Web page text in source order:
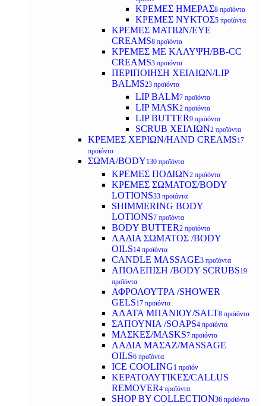
ΚΡΕΜΕΣ ΗΜΕΡΑΣ8 προϊόντα
ΚΡΕΜΕΣ ΝΥΚΤΟΣ5 προϊόντα
ΚΡΕΜΕΣ ΜΑΤΙΩΝ/EYE
CREAMS8 προϊόντα
ΚΡΕΜΕΣ ΜΕ ΚΑΛΥΨΗ/BB-CC
CREAMS3 προϊόντα
ΠΕΡΙΠΟΙΗΣΗ ΧΕΙΛΙΩΝ/LIP
BALMS23 προϊόντα
LIP BALM7 προϊόντα
LIP MASK2 προϊόντα
LIP BUTTER9 προϊόντα
SCRUB ΧΕΙΛΙΩΝ2 προϊόντα
ΚΡΕΜΕΣ ΧΕΡΙΩΝ/HAND CREAMS17
προϊόντα
ΣΩΜΑ/BODY130 προϊόντα
ΚΡΕΜΕΣ ΠΟΔΙΩΝ2 προϊόντα
ΚΡΕΜΕΣ ΣΩΜΑΤΟΣ/BODY
LOTIONS33 προϊόντα
SHIMMERING BODY
LOTIONS7 προϊόντα
BODY BUTTER2 προϊόντα
ΛΑΔΙΑ ΣΩΜΑΤΟΣ /BODY
OILS14 προϊόντα
CANDLE MASSAGE3 προϊόντα
ΑΠΟΛΕΠΙΣΗ /BODY SCRUBS19
προϊόντα
ΑΦΡΟΛΟΥΤΡΑ /SHOWER
GELS17 προϊόντα
ΑΛΑΤΑ ΜΠΑΝΙΟΥ/SALT8 προϊόντα
ΣΑΠΟΥΝΙΑ /SOAPS4 προϊόντα
ΜΑΣΚΕΣ/MASKS7 προϊόντα
ΛΑΔΙΑ ΜΑΣΑΖ/MASSAGE
OILS6 προϊόντα
ICE COOLING1 προϊόν
ΚΕΡΑΤΟΛΥΤΙΚΕΣ/CALLUS
REMOVER4 προϊόντα
SHOP BY COLLECTION36 προϊόντα